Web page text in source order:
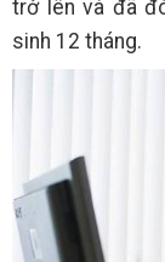
trở lên và đã
sinh 12 tháng.